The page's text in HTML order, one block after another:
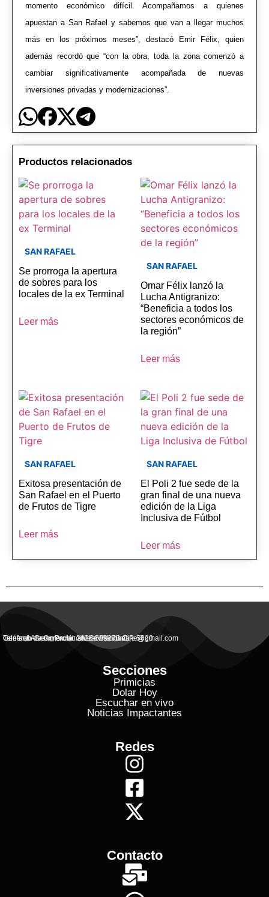
momento económico difícil. Acompañamos a quienes
apuestan a San Rafael y sabemos que van a llegar muchos
más en los próximos meses”, destacó Emir Félix, quien
además recordó que “con la obra, toda la zona comenzó a
cambiar significativamente acompañada de nuevas
inversiones privadas y modernizaciones”.
Productos relacionados
SAN RAFAEL
Se prorroga la apertura
de sobres para los
locales de la ex Terminal
Leer más
SAN RAFAEL
Omar Félix lanzó la
Lucha Antigranizo:
“Beneficia a todos los
sectores económicos de
la región”
Leer más
SAN RAFAEL
Exitosa presentación de
San Rafael en el Puerto
de Frutos de Tigre
Leer más
SAN RAFAEL
El Poli 2 fue sede de la
gran final de una nueva
edición de la Liga
Inclusiva de Fútbol
Leer más
General Alvear, Provincial de Mendoza
Contacto Commercial: alvearvisionanline@gmail.com
Teléfono de Contacto: 2625 506273 C.P. 5620
Secciones
Primicias
Dolar Hoy
Escuchar en vivo
Noticias Impactantes
Redes
Contacto